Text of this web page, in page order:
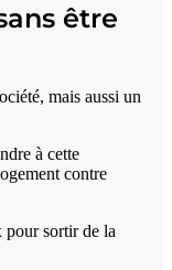
être
mais aussi un
à cette
contre
pour sortir de la